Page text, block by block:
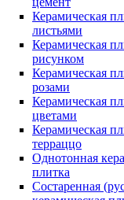
Керамическая
листьями
Керамическая
рисунком
Керамическая
розами
Керамическая
цветами
Керамическая
терраццо
Однотонная
плитка
Состаренная